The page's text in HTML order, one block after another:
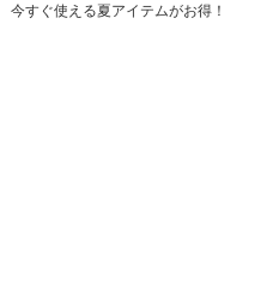
今すぐ使える夏アイテムがお得！